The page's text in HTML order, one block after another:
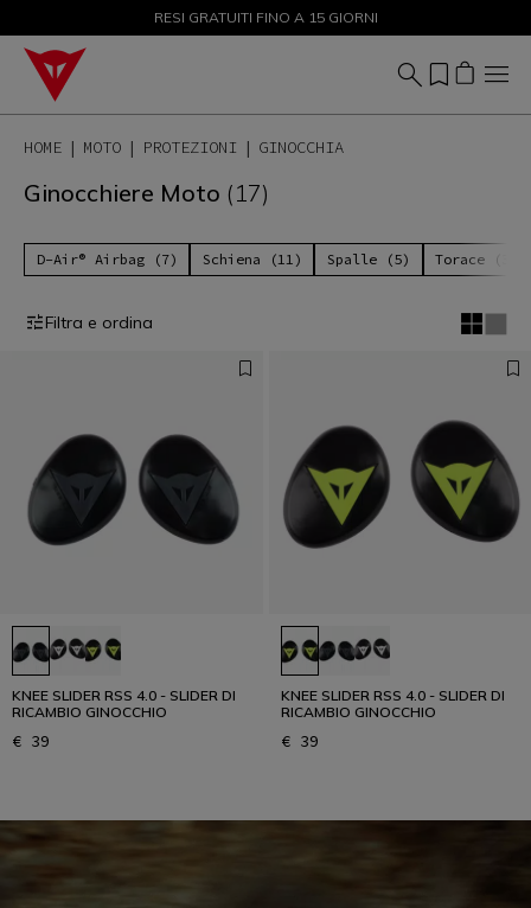
SALDI FINO AL 50% - ACQUISTA ORA
RESI GRATUITI FINO A 15 GIORNI
HOME MOTO PROTEZIONI GINOCCHIA
Ginocchiere Moto (17)
D-Air® Airbag (7) Schiena (11) Spalle (5) Torace (3)
Filtra e ordina
KNEE SLIDER RSS 4.0 - SLIDER DI
RICAMBIO GINOCCHIO
€ 39
KNEE SLIDER RSS 4.0 - SLIDER DI
RICAMBIO GINOCCHIO
€ 39